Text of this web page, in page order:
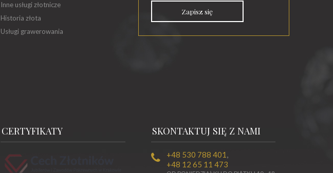
Inne usługi złotnicze
Historia złota
Usługi grawerowania
Zapisz się
CERTYFIKATY SKONTAKTUJ SIĘ Z NAMI
+48 530 788 401 ,
+48 12 65 11 473